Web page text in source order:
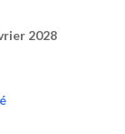
2028